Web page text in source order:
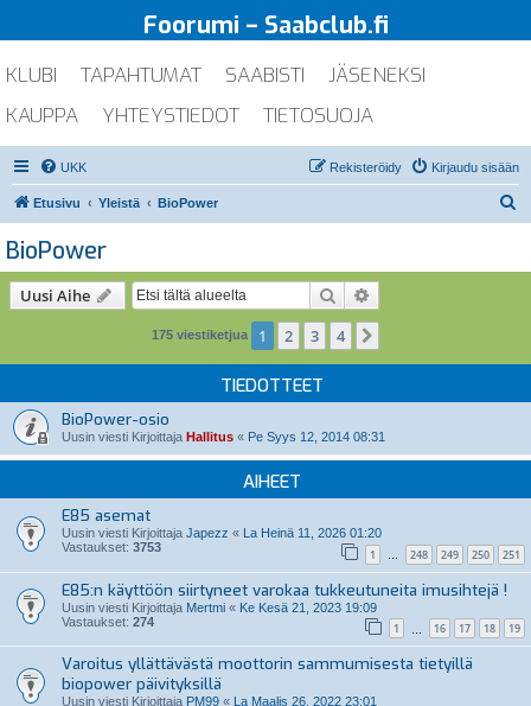
Foorumi – Saabclub.fi
KLUBI TAPAHTUMAT SAABISTI
JÄSENEKSI
KAUPPA
YHTEYSTIEDOT TIETOSUOJA
UKK Kirjaudu sisään
Rekisteröidy
Etusivu Yleistä BioPower
BioPower
Uusi Aihe Etsi
175 viestiketjua 1 2 3 4
TIEDOTTEET
BioPower-osio
Uusin viesti Kirjoittaja Hallitus « Pe Syys 12, 2014 08:31
AIHEET
E85 asemat
Uusin viesti Kirjoittaja Japezz « La Heinä 11, 2026 01:20
Vastaukset: 3753 1 … 248 249 250 251
E85:n käyttöön siirtyneet varokaa tukkeutuneita imusihtejä !
Uusin viesti Kirjoittaja Mertmi « Ke Kesä 21, 2023 19:09
Vastaukset: 274 1 16 17 18 19
Varoitus yllättävästä moottorin sammumisesta tietyillä
biopower päivityksillä
Uusin viesti Kirjoittaja PM99 «
La Maalis 26, 2022 23:01